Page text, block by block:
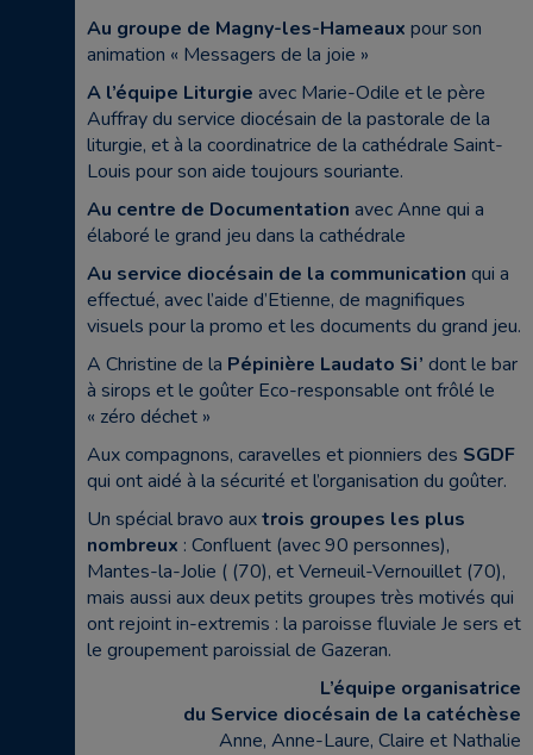
Au groupe de Magny-les-Hameaux pour son
animation « Messagers de la joie »
A l’équipe Liturgie avec Marie-Odile et le père
Auffray du service diocésain de la pastorale de la
liturgie, et à la coordinatrice de la cathédrale Saint-
Louis pour son aide toujours souriante.
Au centre de Documentation avec Anne qui a
élaboré le grand jeu dans la cathédrale
Au service diocésain de la communication qui a
effectué, avec l’aide d’Etienne, de magnifiques
visuels pour la promo et les documents du grand jeu.
A Christine de la Pépinière Laudato Si’ dont le bar
à sirops et le goûter Eco-responsable ont frôlé le
« zéro déchet »
Aux compagnons, caravelles et pionniers des SGDF
qui ont aidé à la sécurité et l’organisation du goûter.
Un spécial bravo auxtrois groupes les plus
nombreux : Confluent (avec 90 personnes),
Mantes-la-Jolie ( (70), et Verneuil-Vernouillet (70),
mais aussi aux deux petits groupes très motivés qui
ont rejoint in-extremis : la paroisse fluviale Je sers et
le groupement paroissial de Gazeran.
L’équipe organisatrice
du Service diocésain de la catéchèse
Anne, Anne-Laure, Claire et Nathalie